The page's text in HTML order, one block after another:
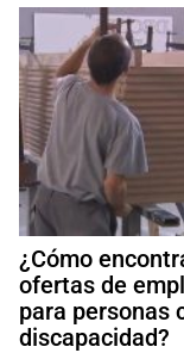
¿Cómo
ofertas de
para personas
discapacidad?